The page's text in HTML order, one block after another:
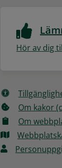
Hör av dig
Om kakor
Om